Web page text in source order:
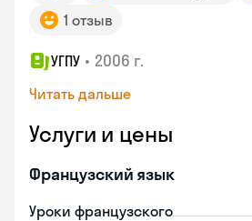
1 отзыв
УГПУ • 2006 г.
Читать дальше
Услуги и цены
Французский язык
Уроки французского